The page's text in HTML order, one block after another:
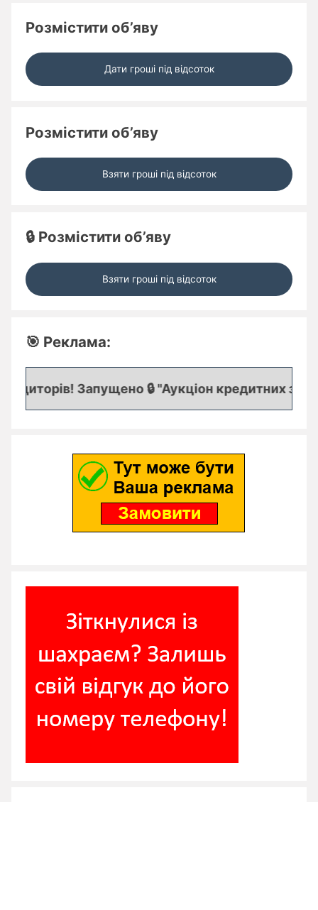
Розмістити об’яву
Дати гроші під відсоток
Розмістити об’яву
Взяти гроші під відсоток
🔒 Розмістити об’яву
Взяти гроші під відсоток
🎯 Реклама:
Запущено 🔒 "Аукціон кредитних